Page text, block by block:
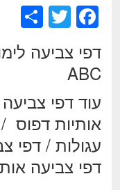
F
c
e
b
o
o
k
T
tt
h
ar דפי צביעה
ABC
עוד דפי
אותיות דפוס /
עגולות / דפי
דפי צביעה